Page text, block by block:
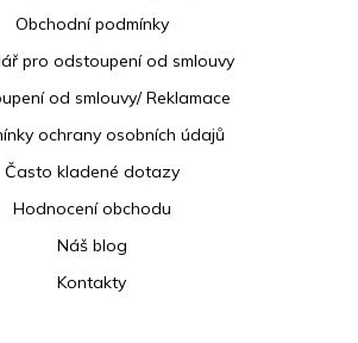
Obchodní podmínky
pro odstoupení od smlouvy
od smlouvy/ Reklamace
ochrany osobních údajů
Často kladené dotazy
Hodnocení obchodu
Náš blog
Kontakty